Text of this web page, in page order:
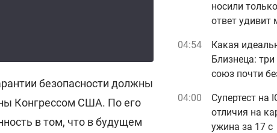
безопасности должны
Конгрессом США. По его
в том, что в будущем
носили
ответ удивит
04:54
Какая
Близнеца:
союз почти
04:00
Супертест на
отличия на
ужина за 17 с